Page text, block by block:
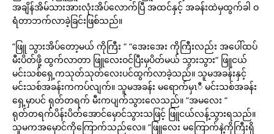
အချိန်အိမ်သားအားလုံးအိပ်လောက်ပြီ အထင်နှင့် အခန်းထဲမှထွက်ခါ ဝ
ရံတာဘက်လာခဲ့ခြင်းဖြစ်သည်။
“ဖြူ သွားအိပ်တော့မယ် ကိုကြီး “ “အေးအေး ကိုကြီးလည်း အပေါ်ထပ်
မီးပိတ်ဖို့ ထွက်လာတာ ဖြူလေးဝင်ပြီးမှပိတ်မယ် သွားသွား“ ဖြူငယ်
မင်းသစ်ရှေ့ကသုတ်သုတ်လေးပင်ထွက်လာခဲ့သည်။ သူမအခန်းနှင့်
မင်းသစ်အခန်းကကပ်လျက်။ သူမအခန်း မရောက်မှၤီ မင်းသစ်အခန်း
ရှေ့မှာပင် ရုတ်တရက် မီးကပျက်သွားလေသည်။ “အမလေး “
ရုတ်တရက်ပိန်းပိတ်အောင်မှောင်သွားသဖြင့် ဖြူငယ်လန့်သွားရသည်။
သူမကအမှောင်ကိုကြောက်သည်လေ။ “ဖြူလေး မကြောက်နဲ့ကိုကြီးရှိ